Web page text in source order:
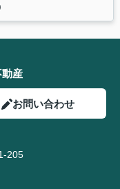
産
お問い合わせ
205